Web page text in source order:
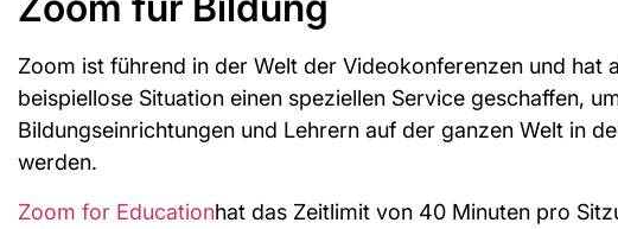
Zoom ist führend in der Welt der Videokonferenzen und hat
beispiellose Situation einen speziellen Service geschaffen,
Bildungseinrichtungen und Lehrern auf der ganzen Welt in
werden.
Zoom for Educationhat das Zeitlimit von 40 Minuten pro